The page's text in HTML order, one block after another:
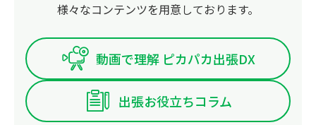
様々なコンテンツを用意しております。
動画で理解 ピカパカ出張DX
出張お役立ちコラム